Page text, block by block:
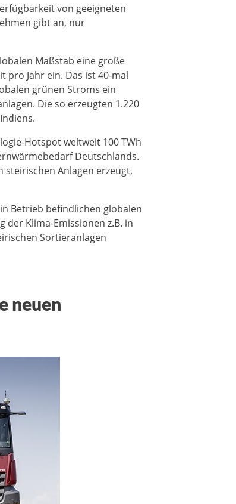
von geeigneten
gibt an, nur
Maßstab eine große
pro Jahr ein. Das ist 40-mal
grünen Stroms ein
Die so erzeugten 1.220
Hotspot weltweit 100 TWh
Deutschlands.
Anlagen erzeugt,
Betrieb befindlichen globalen
der Klima-Emissionen z.B. in
Sortieranlagen
neuen